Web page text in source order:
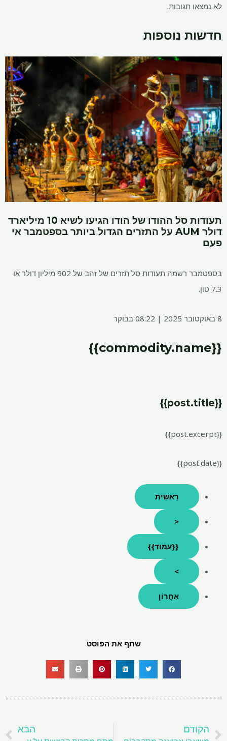
לא נמצאו תגובות.
חדשות נוספות
תעודות סל ההודו של הודו הגיעו לשיא 10 מיליארד
דולר AUM על התזרים הגדול ביותר בספטמבר אי
פעם
בספטמבר רשמה תעודות סל תזרים של זהב של 902 מיליון דולר או
7.3 טון.
8 באוקטובר 2025 | 08:22 בבוקר
{{commodity.name}}
{{post.title}}
{{post.excerpt}}
{{post.date}}
רֵאשִׁית
<
{{עמוד}}
>
אַחֲרוֹן
שתף את הפוסט
קודם
הקודם הבא